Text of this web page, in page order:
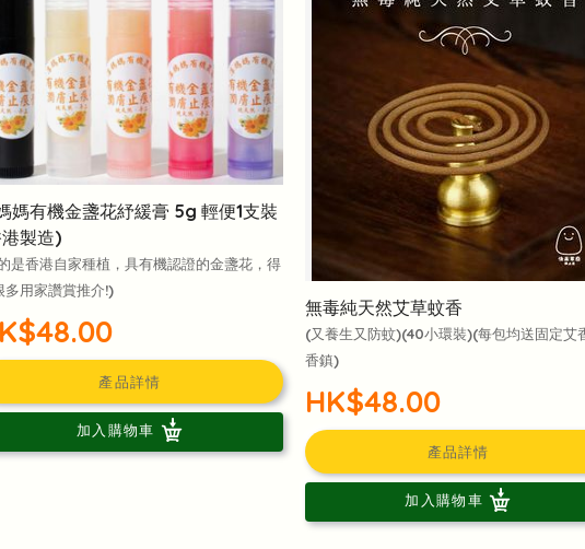
媽有機金盞花紓緩膏 5g 輕便1支裝
製造)
是香港自家種植，具有機認證的金盞花，得
多用家讚賞推介!)
產品詳情
加入購物車
無毒純天然艾草蚊香
(又養生又防蚊)(40小環裝)(每包均送固定艾
香鎮)
HK$48.00
產品詳情
加入購物車